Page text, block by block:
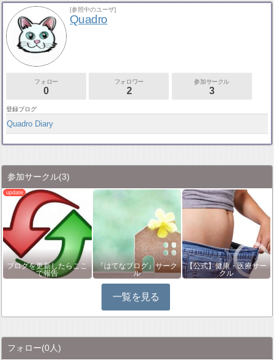
[参照中のユーザ]
Quadro
フォロー
0
フォロワー
2
参加サークル
3
登録ブログ
Quadro Diary
参加サークル(3)
ブログを更新したらここ
で報告
『はてなブログ』サーク
ル
【公式】健康・医療サー
クル
一覧を見る
フォロー(0人)